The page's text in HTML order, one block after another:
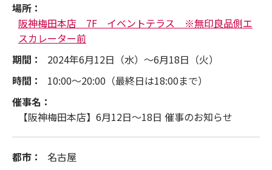
場所：
阪神梅田本店 7F イベントテラス ※無印良品側エ
スカレーター前
期間：
2024年6月12日（水）～6月18日（火）
時間：
10:00～20:00（最終日は18:00まで）
催事名：
【阪神梅田本店】6月12日～18日 催事のお知らせ
都市：
名古屋